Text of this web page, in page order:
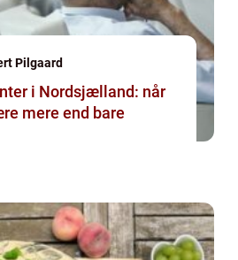
Pilgaard
i Nordsjælland: når
mere end bare